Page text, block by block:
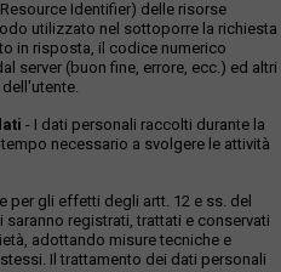
Identifier) delle risorse
utilizzato nel sottoporre la richiesta
in risposta, il codice numerico
server (buon fine, errore, ecc.) ed altri
- I dati personali raccolti durante la
necessario a svolgere le attività
per gli effetti degli artt. 12 e ss. del
saranno registrati, trattati e conservati
adottando misure tecniche e
Il trattamento dei dati personali